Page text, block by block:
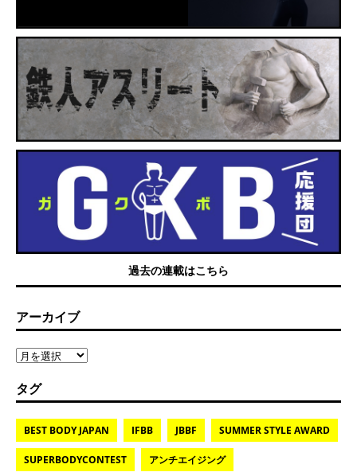
過去の連載はこちら
アーカイブ
タグ
BEST BODY JAPAN IFBB JBBF SUMMER STYLE AWARD
SUPERBODYCONTEST アンチエイジング